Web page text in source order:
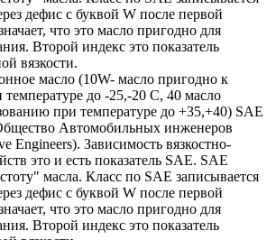
дефис с буквой W после первой
что это масло пригодно для
Второй индекс это показатель
вязкости.
масло (10W- масло пригодно к
до -25,-20 С, 40 масло
при температуре до +35,+40) SAE
Автомобильных инженеров
Engineers). Зависимость вязкостно-
это и есть показатель SAE. SAE
масла. Класс по SAE записывается
дефис с буквой W после первой
что это масло пригодно для
Второй индекс это показатель